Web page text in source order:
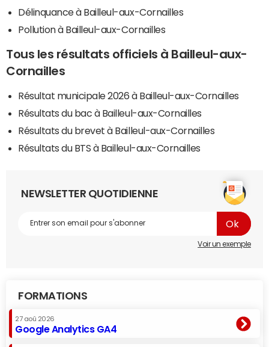
Délinquance à Bailleul-aux-Cornailles
Pollution à Bailleul-aux-Cornailles
Tous les résultats officiels à Bailleul-aux-
Cornailles
Résultat municipale 2026 à Bailleul-aux-Cornailles
Résultats du bac à Bailleul-aux-Cornailles
Résultats du brevet à Bailleul-aux-Cornailles
Résultats du BTS à Bailleul-aux-Cornailles
NEWSLETTER QUOTIDIENNE
Voir un exemple
FORMATIONS
27 aoû 2026
Google Analytics GA4